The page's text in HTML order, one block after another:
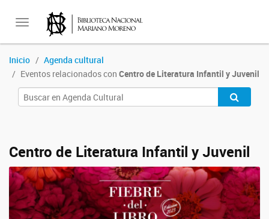
Toggle
Inicio
Agenda cultural
Eventos relacionados con Centro de Literatura Infantil y Juvenil
Centro de Literatura Infantil y Juvenil